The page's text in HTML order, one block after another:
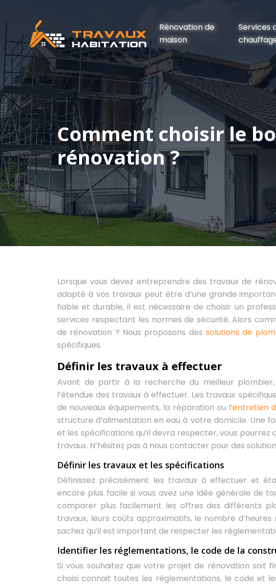
Rénovation de
maison
Services
Comment choisir le
rénovation ?
Lorsque vous devez entreprendre des travaux de
adapté à vos travaux peut être d’une grande
fiable et durable, il est nécessaire de choisir un
services respectant les normes de sécurité. Alors
de rénovation ? Nous proposons des solutions de
spécifiques.
Définir les travaux à effectuer
Avant de partir à la recherche du meilleur
l’étendue des travaux à effectuer. Les travaux
de nouveaux équipements, la réparation ou l’entretien
structure d’alimentation en eau à votre domicile. Une
et les spécifications qu’il devra respecter, vous
travaux. N’hésitez pas à nous contacter pour des
Définir les travaux et les spécifications
Définissez précisément les travaux à effectuer et
encore plus facile si vous avez une idée générale de
comparer plus facilement les offres des différents
travaux, leurs coûts approximatifs, le nombre
sachez qu’il est important de respecter les
Identifier les réglementations, le code de la
Si vous souhaitez que votre projet de rénovation soit
choisi connait toutes les réglementations, le code et